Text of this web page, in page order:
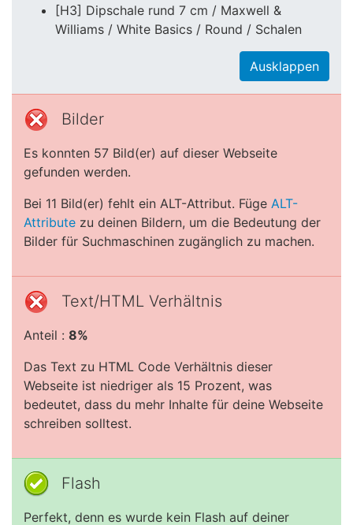
[H3] Dipschale rund 7 cm / Maxwell &
Williams / White Basics / Round / Schalen
Ausklappen
Bilder
Es konnten 57 Bild(er) auf dieser Webseite
gefunden werden.
Bei 11 Bild(er) fehlt ein ALT-Attribut. Füge ALT-
Attribute zu deinen Bildern, um die Bedeutung der
Bilder für Suchmaschinen zugänglich zu machen.
Text/HTML Verhältnis
Anteil : 8%
Das Text zu HTML Code Verhältnis dieser
Webseite ist niedriger als 15 Prozent, was
bedeutet, dass du mehr Inhalte für deine Webseite
schreiben solltest.
Flash
Perfekt, denn es wurde kein Flash auf deiner